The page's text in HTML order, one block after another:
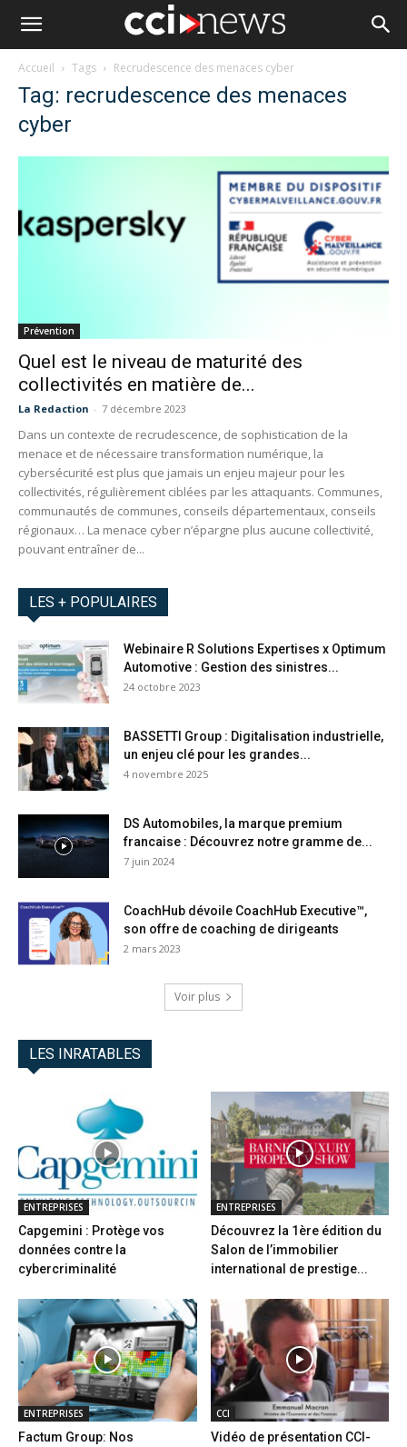
Accueil Tags Recrudescence des menaces cyber
Tag: recrudescence des menaces
cyber
Prévention
Quel est le niveau de maturité des
collectivités en matière de...
La Redaction - 7 décembre 2023
Dans un contexte de recrudescence, de sophistication de la
menace et de nécessaire transformation numérique, la
cybersécurité est plus que jamais un enjeu majeur pour les
collectivités, régulièrement ciblées par les attaquants. Communes,
communautés de communes, conseils départementaux, conseils
régionaux… La menace cyber n’épargne plus aucune collectivité,
pouvant entraîner de...
LES + POPULAIRES
Webinaire R Solutions Expertises x Optimum
Automotive : Gestion des sinistres...
24 octobre 2023
BASSETTI Group : Digitalisation industrielle,
un enjeu clé pour les grandes...
4 novembre 2025
DS Automobiles, la marque premium
francaise : Découvrez notre gramme de...
7 juin 2024
CoachHub dévoile CoachHub Executive™,
son offre de coaching de dirigeants
2 mars 2023
Voir plus
LES INRATABLES
ENTREPRISES
Capgemini : Protège vos
données contre la
cybercriminalité
ENTREPRISES
Découvrez la 1ère édition du
Salon de l’immobilier
international de prestige...
ENTREPRISES
Factum Group: Nos
CCI
Vidéo de présentation CCI-